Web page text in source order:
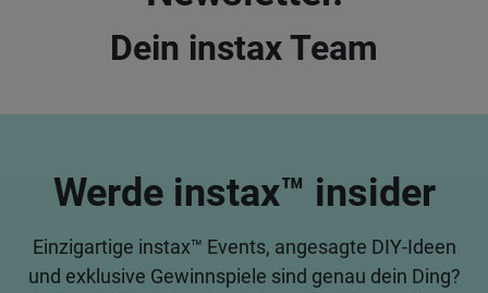
Dein instax Team
Werde instax™ insider
Einzigartige instax™ Events, angesagte DIY-Ideen
und exklusive Gewinnspiele sind genau dein Ding?